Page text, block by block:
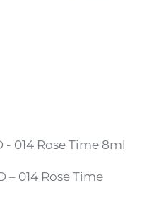
– 014 Rose Time